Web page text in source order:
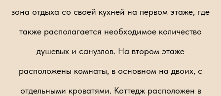
зона отдыха со своей кухней на первом этаже, где
также располагается необходимое количество
душевых и санузлов. На втором этаже
расположены комнаты, в основном на двоих, с
отдельными кроватями. Коттедж расположен в